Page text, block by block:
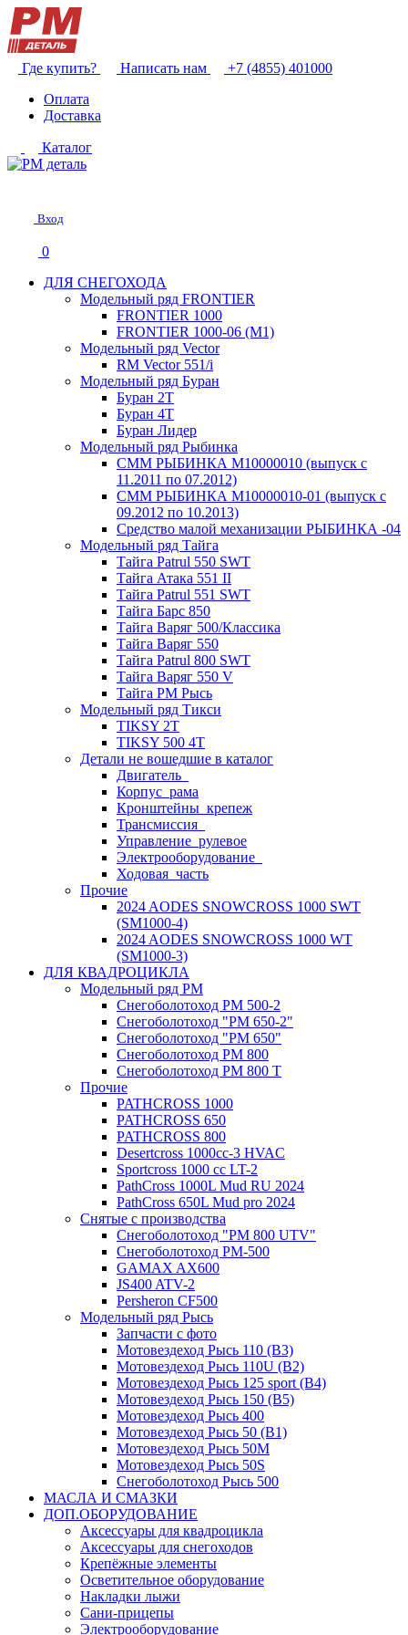
Где купить? Написать нам
+7 (4855) 401000
Оплата
Доставка
Каталог
Вход
0
ДЛЯ СНЕГОХОДА
Модельный ряд FRONTIER
FRONTIER 1000
FRONTIER 1000-06 (М1)
Модельный ряд Vector
RM Vector 551/i
Модельный ряд Буран
Буран 2Т
Буран 4Т
Буран Лидер
Модельный ряд Рыбинка
СММ РЫБИНКА M10000010 (выпуск с
11.2011 по 07.2012)
СММ РЫБИНКА M10000010-01 (выпуск с
09.2012 по 10.2013)
Средство малой механизации РЫБИНКА -04
Модельный ряд Тайга
Тайга Patrul 550 SWT
Тайга Атака 551 II
Тайга Patrul 551 SWT
Тайга Барс 850
Тайга Варяг 500/Классика
Тайга Варяг 550
Тайга Patrul 800 SWT
Тайга Варяг 550 V
Тайга РМ Рысь
Модельный ряд Тикси
TIKSY 2T
TIKSY 500 4T
Детали не вошедшие в каталог
Двигатель_
Корпус_рама
Кронштейны_крепеж
Трансмиссия_
Управление_рулевое
Электрооборудование_
Ходовая_часть
Прочие
2024 AODES SNOWCROSS 1000 SWT
(SM1000-4)
2024 AODES SNOWCROSS 1000 WT
(SM1000-3)
ДЛЯ КВАДРОЦИКЛА
Модельный ряд РМ
Снегоболотоход РМ 500-2
Снегоболотоход "РМ 650-2"
Снегоболотоход "РМ 650"
Снегоболотоход РМ 800
Снегоболотоход РМ 800 Т
Прочие
PATHCROSS 1000
PATHCROSS 650
PATHCROSS 800
Desertcross 1000cc-3 HVAC
Sportcross 1000 cc LT-2
PathCross 1000L Mud RU 2024
PathCross 650L Mud pro 2024
Снятые с производства
Снегоболотоход "РМ 800 UTV"
Снегоболотоход РМ-500
GAMAX AX600
JS400 ATV-2
Persheron CF500
Модельный ряд Рысь
Запчасти с фото
Мотовездеход Рысь 110 (B3)
Мотовездеход Рысь 110U (B2)
Мотовездеход Рысь 125 sport (B4)
Мотовездеход Рысь 150 (B5)
Мотовездеход Рысь 400
Мотовездеход Рысь 50 (B1)
Мотовездеход Рысь 50M
Мотовездеход Рысь 50S
Снегоболотоход Рысь 500
МАСЛА И СМАЗКИ
ДОП.ОБОРУДОВАНИЕ
Аксессуары для квадроцикла
Аксессуары для снегоходов
Крепёжные элементы
Осветительное оборудование
Накладки лыжи
Сани-прицепы
Электрооборудование